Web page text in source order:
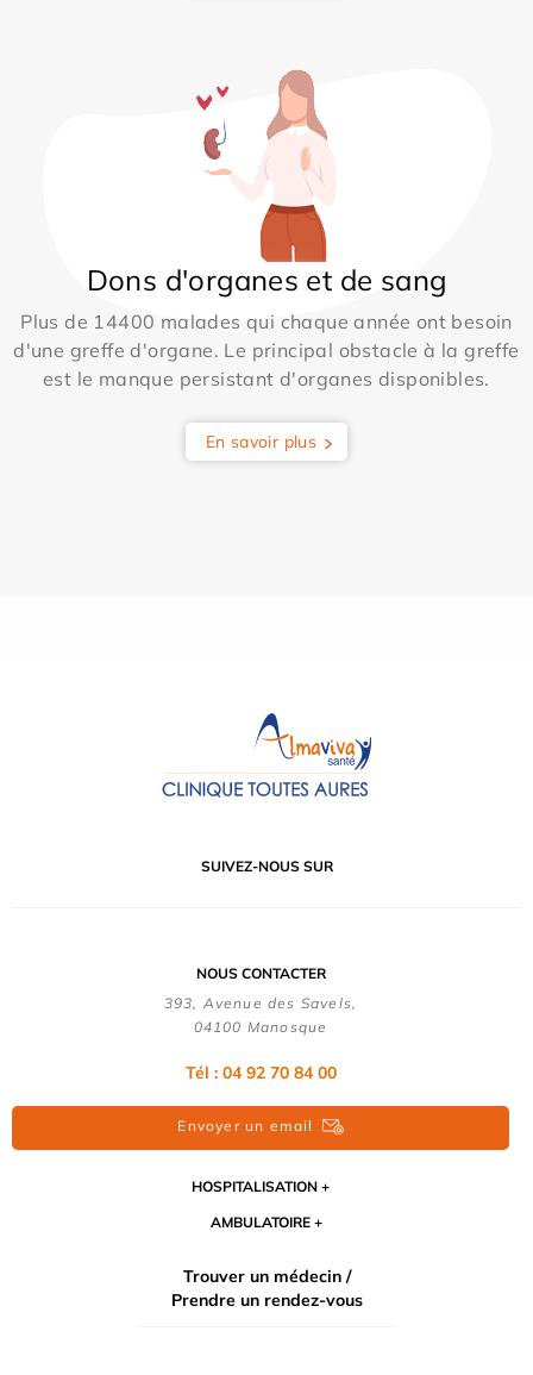
Dons d'organes et de sang
Plus de 14400 malades qui chaque année ont besoin
d'une greffe d'organe. Le principal obstacle à la greffe
est le manque persistant d'organes disponibles.
En savoir plus
SUIVEZ-NOUS SUR
NOUS CONTACTER
393, Avenue des Savels,
04100 Manosque
Tél : 04 92 70 84 00
Envoyer un email
HOSPITALISATION
AMBULATOIRE
Trouver un médecin /
Prendre un rendez-vous